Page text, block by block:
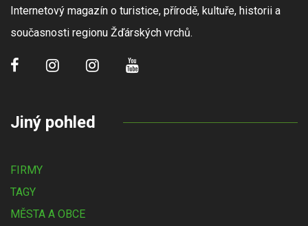
Internetový magazín o turistice, přírodě, kultuře, historii a
současnosti regionu Žďárských vrchů.
Jiný pohled
FIRMY
TAGY
MĚSTA A OBCE